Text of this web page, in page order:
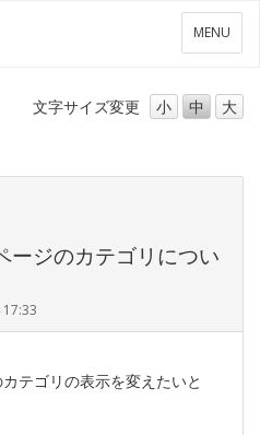
メ
ニ
ー
MENU
文字サイズ変更 小 中 大
ージのカテゴリについ
テゴリの表示を変えたいと